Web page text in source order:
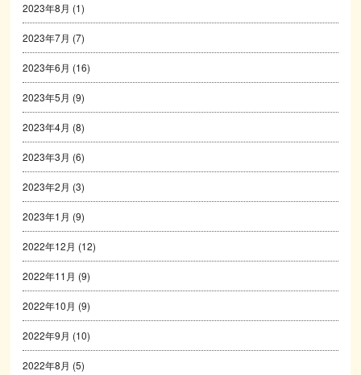
2023年8月 (1)
2023年7月 (7)
2023年6月 (16)
2023年5月 (9)
2023年4月 (8)
2023年3月 (6)
2023年2月 (3)
2023年1月 (9)
2022年12月 (12)
2022年11月 (9)
2022年10月 (9)
2022年9月 (10)
2022年8月 (5)